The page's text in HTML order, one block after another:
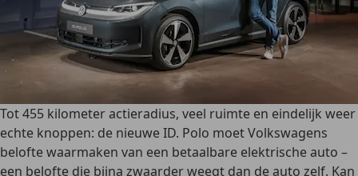
Tot 455 kilometer actieradius, veel ruimte en eindelijk weer
echte knoppen: de nieuwe ID. Polo moet Volkswagens
belofte waarmaken van een betaalbare elektrische auto –
een belofte die bijna zwaarder weegt dan de auto zelf. Kan